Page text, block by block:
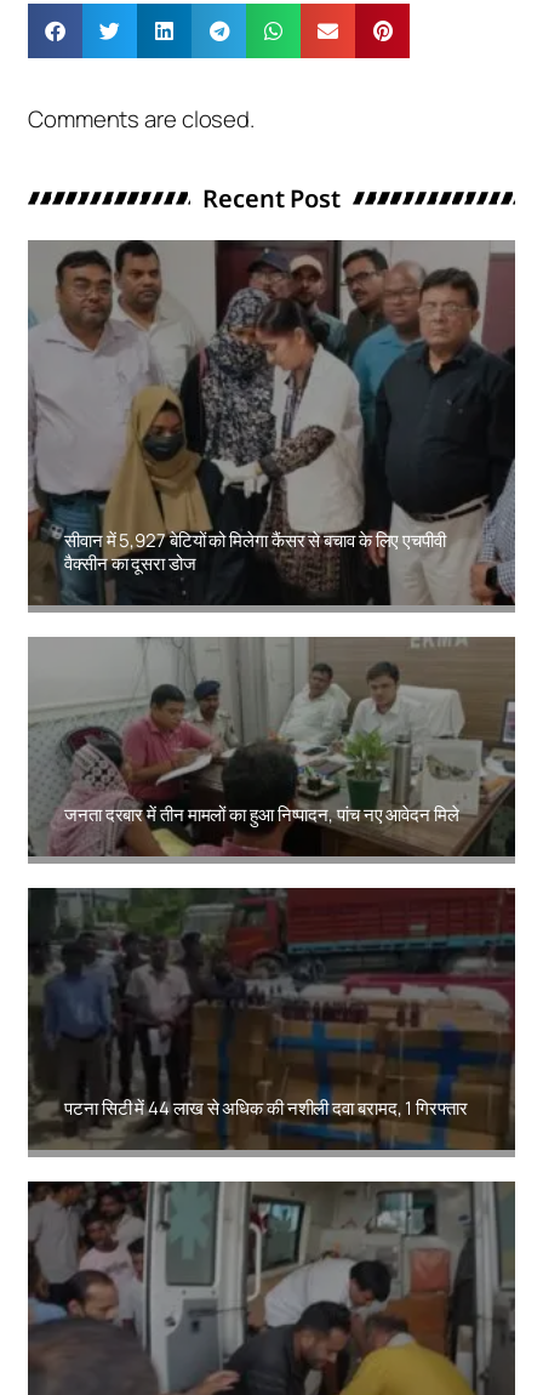
Comments are closed.
Recent Post
सीवान में 5,927 बेटियों को मिलेगा कैंसर से बचाव के लिए एचपीवी
वैक्सीन का दूसरा डोज
Amit Lekh
जनता दरबार में तीन मामलों का हुआ निष्पादन, पांच नए आवेदन मिले
Amit Lekh
पटना सिटी में 44 लाख से अधिक की नशीली दवा बरामद, 1 गिरफ्तार
Amit Lekh